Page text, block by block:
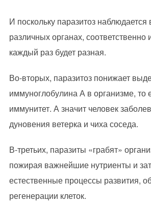
И поскольку паразитоз
различных органах, соответственно
каждый раз будет разная.
Во-вторых, паразитоз понижает
иммуноглобулина А в организме, то
иммунитет. А значит человек
дуновения ветерка и чиха соседа.
В-третьих, паразиты «грабят»
пожирая важнейшие нутриенты и
естественные процессы развития,
регенерации клеток.